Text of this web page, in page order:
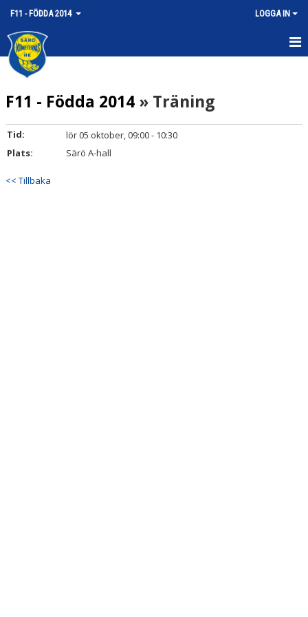
F11 - FÖDDA 2014 LOGGA IN
HEM
NYHETER
KALENDER
MATCHER
TRUPPEN
F11 - Födda 2014 » Träning
Tid:
lör 05 oktober, 09:00 - 10:30
Plats:
Särö A-hall
<< Tillbaka